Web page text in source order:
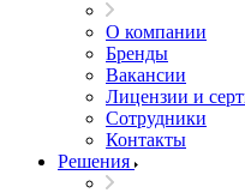
О компании
Бренды
Вакансии
Лицензии и
Сотрудники
Контакты
Решения